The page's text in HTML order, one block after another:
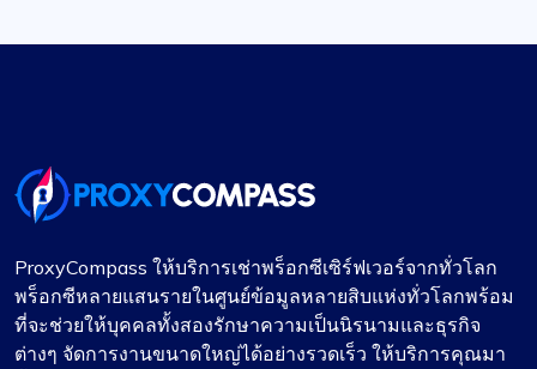
ProxyCompass ให้บริการเช่าพร็อกซีเซิร์ฟเวอร์จากทั่วโลก
พร็อกซีหลายแสนรายในศูนย์ข้อมูลหลายสิบแห่งทั่วโลกพร้อม
ที่จะช่วยให้บุคคลทั้งสองรักษาความเป็นนิรนามและธุรกิจ
ต่างๆ จัดการงานขนาดใหญ่ได้อย่างรวดเร็ว ให้บริการคุณมา